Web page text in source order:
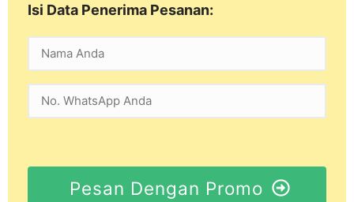
Isi Data Penerima Pesanan:
Pesan Dengan Promo